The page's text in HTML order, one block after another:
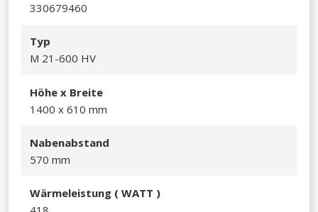
330679460
Typ
M 21-600 HV
Höhe x Breite
1400 x 610 mm​
Nabenabstand
570 mm
Wärmeleistung ( WATT )